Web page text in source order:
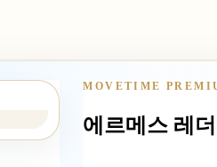
MOVETIME
에르메스 레